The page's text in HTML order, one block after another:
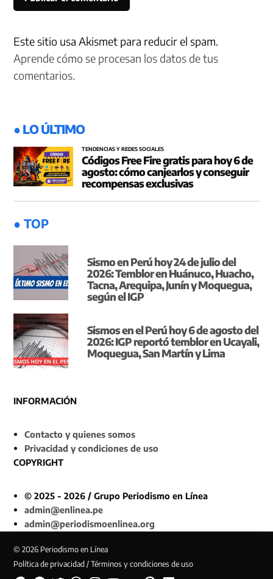
Este sitio usa Akismet para reducir el spam.
Aprende cómo se procesan los datos de tus
comentarios.
● LO ÚLTIMO
TENDENCIAS Y REDES SOCIALES
Códigos Free Fire gratis para hoy 6 de
agosto: cómo canjearlos y conseguir
recompensas exclusivas
● TOP
Sismo en Perú hoy 24 de julio del
2026: Temblor en Huánuco, Huacho,
Tacna, Arequipa, Junín y Moquegua,
según el IGP
Sismos en el Perú hoy 6 de agosto del
2026: IGP reportó temblor en Ucayali,
Moquegua, San Martín y Lima
INFORMACIÓN
Contacto y quienes somos
Privacidad y condiciones de uso
COPYRIGHT
© 2025 - 2026 / Grupo Periodismo en Línea
admin@enlinea.pe
admin@periodismoenlinea.org
© 2026 Periodismo en Línea
Política de privacidad / Términos y condiciones de uso